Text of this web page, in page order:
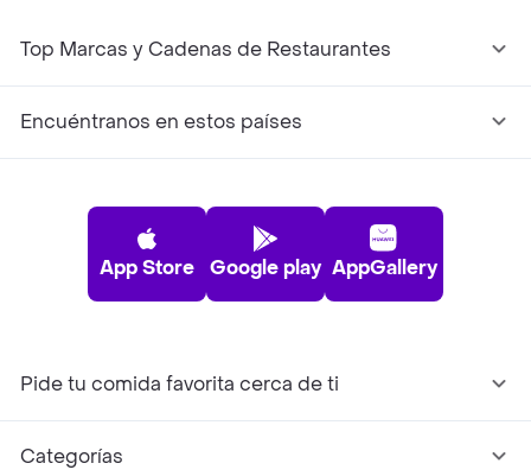
Top Marcas y Cadenas de Restaurantes
Encuéntranos en estos países
App Store Google play AppGallery
Pide tu comida favorita cerca de ti
Categorías